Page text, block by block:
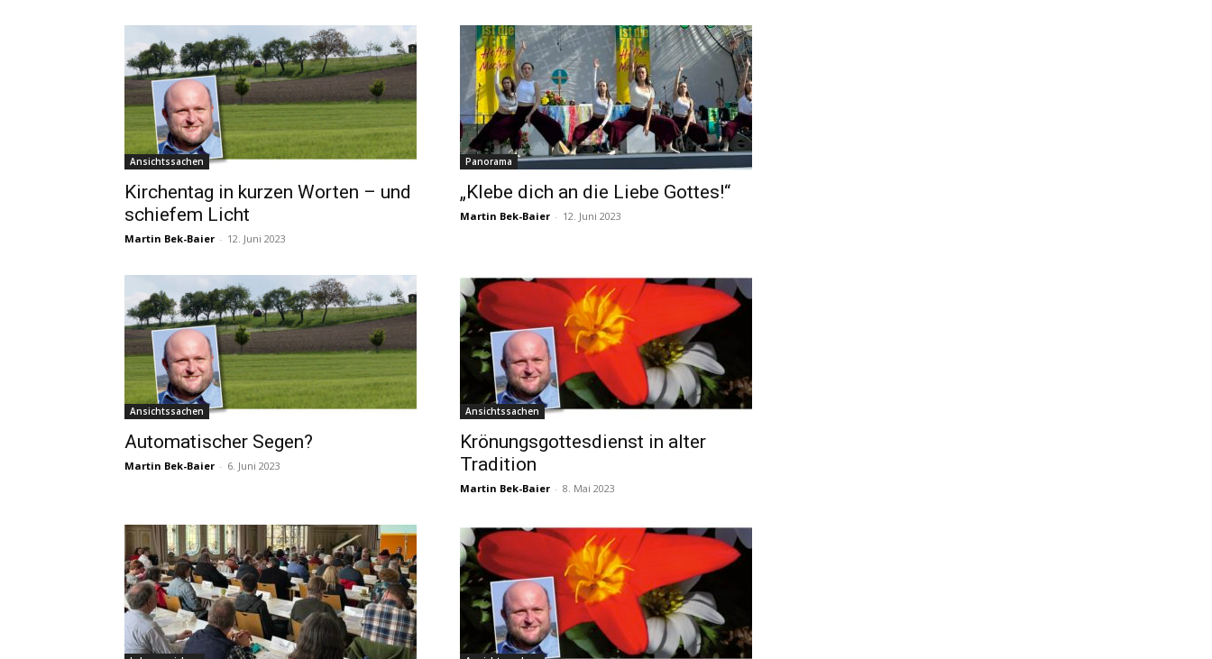
Ansichtssachen
Kirchentag in kurzen Worten – und
schiefem Licht
Martin Bek-Baier - 12. Juni 2023
Panorama
„Klebe dich an die Liebe Gottes!“
Martin Bek-Baier - 12. Juni 2023
Ansichtssachen
Automatischer Segen?
Martin Bek-Baier - 6. Juni 2023
Ansichtssachen
Krönungsgottesdienst in alter
Tradition
Martin Bek-Baier - 8. Mai 2023